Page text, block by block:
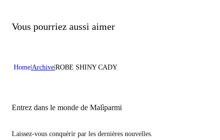
Nettoyer à sec avec des hydrocarbures
Vous pourriez aussi aimer
Home Archive ROBE SHINY CADY
Entrez dans le monde de Malìparmi
Laissez-vous conquérir par les dernières nouvelles.